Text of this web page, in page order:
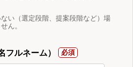
い（選定段階、提案段階など）場
ん。
フルネーム）